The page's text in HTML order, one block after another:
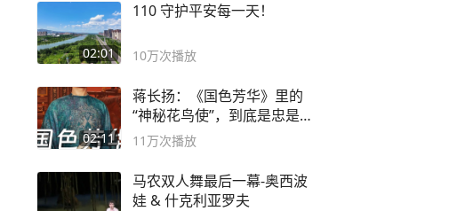
02:01
110 守护平安每一天！
10万次播放
02:11
蒋长扬：《国色芳华》里的
“神秘花鸟使”，到底是忠是
奸？
11万次播放
马农双人舞最后一幕-奥西波
娃 & 什克利亚罗夫